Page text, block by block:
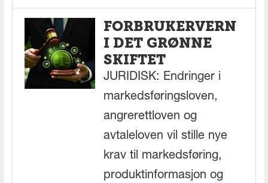
FORBRUKERVERN
I DET GRØNNE
SKIFTET
JURIDISK: Endringer i
markedsføringsloven,
angrerettloven og
avtaleloven vil stille nye
krav til markedsføring,
produktinformasjon og